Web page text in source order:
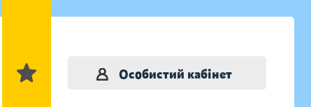
Особистий кабінет